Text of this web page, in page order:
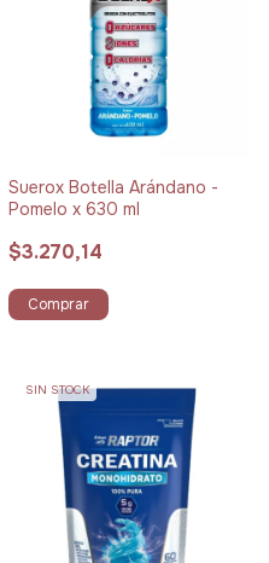
Suerox Botella Arándano -
Pomelo x 630 ml
$3.270,14
Comprar
SIN STOCK